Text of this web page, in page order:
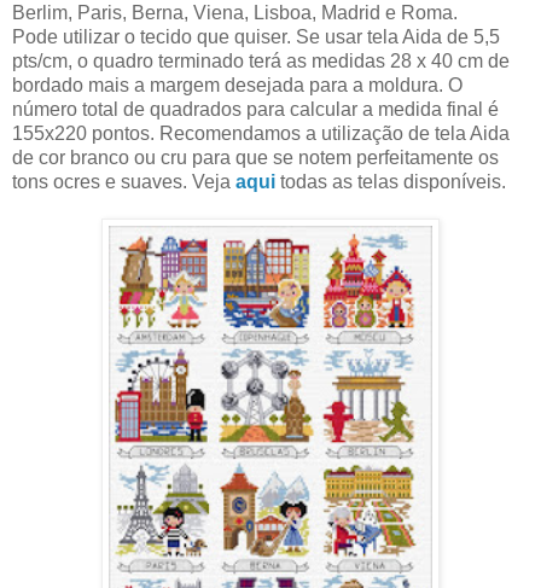
Berlim, Paris, Berna, Viena, Lisboa, Madrid e Roma.
Pode utilizar o tecido que quiser. Se usar tela Aida de 5,5
pts/cm, o quadro terminado terá as medidas 28 x 40 cm de
bordado mais a margem desejada para a moldura. O
número total de quadrados para calcular a medida final é
155x220 pontos. Recomendamos a utilização de tela Aida
de cor branco ou cru para que se notem perfeitamente os
tons ocres e suaves. Veja aqui todas as telas disponíveis.